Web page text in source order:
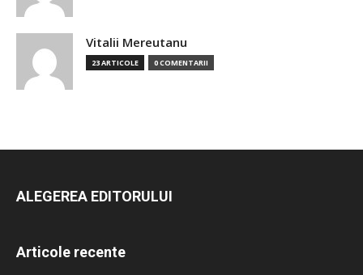
Vitalii Mereutanu
23 ARTICOLE 0 COMENTARII
ALEGEREA EDITORULUI
Articole recente